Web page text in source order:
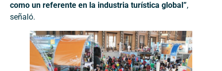
como un referente en la industria turística global”,
señaló.